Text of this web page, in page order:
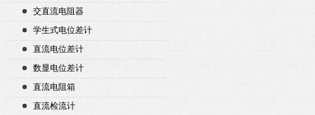
交直流电阻器
学生式电位差计
直流电位差计
数显电位差计
直流电阻箱
直流检流计